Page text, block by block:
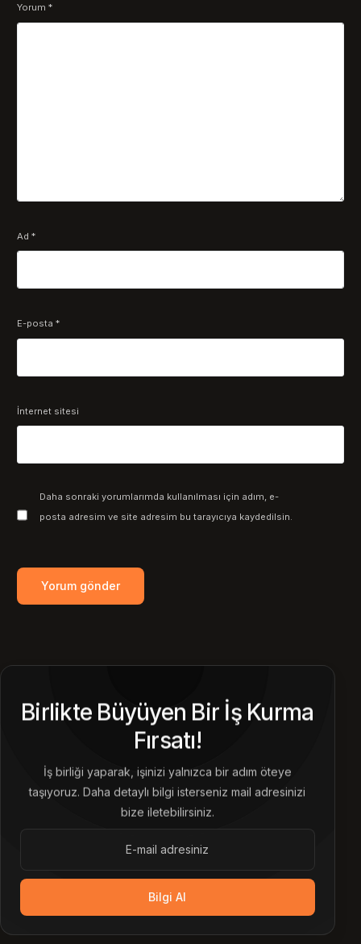
Yorum*
Ad*
E-posta*
İnternet sitesi
Daha sonraki yorumlarımda kullanılması için adım, e-
posta adresim ve site adresim bu tarayıcıya kaydedilsin.
Birlikte Büyüyen Bir İş Kurma
Fırsatı!
İş birliği yaparak, işinizi yalnızca bir adım öteye
taşıyoruz. Daha detaylı bilgi isterseniz mail adresinizi
bize iletebilirsiniz.
Bilgi Al